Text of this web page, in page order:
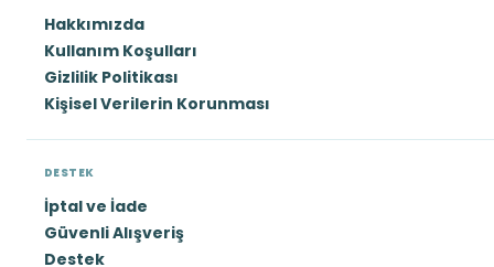
Hakkımızda
Kullanım Koşulları
Gizlilik Politikası
Kişisel Verilerin Korunması
DESTEK
İptal ve İade
Güvenli Alışveriş
Destek